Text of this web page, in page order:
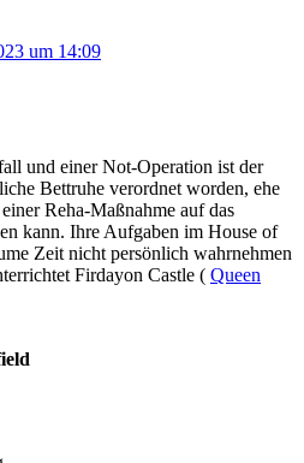
um 14:09
und einer Not-Operation ist der
Bettruhe verordnet worden, ehe
Reha-Maßnahme auf das
kann. Ihre Aufgaben im House of
Zeit nicht persönlich wahrnehmen
Firdayon Castle ( Queen